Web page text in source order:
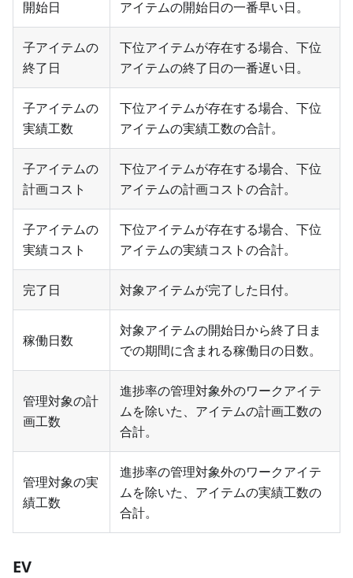
開始日
アイテムの開始日の一番早い日。
子アイテムの
終了日
下位アイテムが存在する場合、下位
アイテムの終了日の一番遅い日。
子アイテムの
実績工数
下位アイテムが存在する場合、下位
アイテムの実績工数の合計。
子アイテムの
計画コスト
下位アイテムが存在する場合、下位
アイテムの計画コストの合計。
子アイテムの
実績コスト
下位アイテムが存在する場合、下位
アイテムの実績コストの合計。
完了日 対象アイテムが完了した日付。
稼働日数
対象アイテムの開始日から終了日ま
での期間に含まれる稼働日の日数。
管理対象の計
画工数
進捗率の管理対象外のワークアイテ
ムを除いた、アイテムの計画工数の
合計。
管理対象の実
績工数
進捗率の管理対象外のワークアイテ
ムを除いた、アイテムの実績工数の
合計。
EV